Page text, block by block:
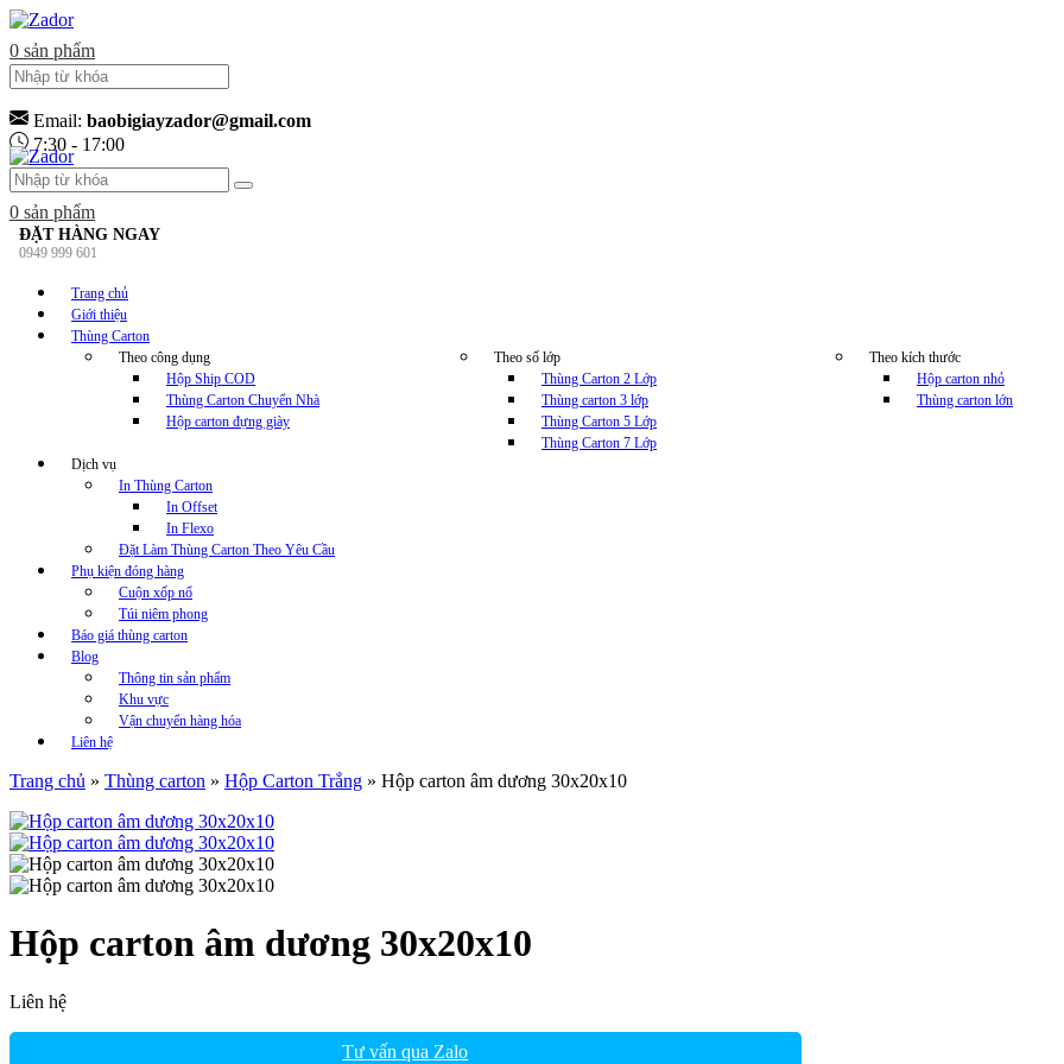
0 sản phẩm
Email: baobigiayzador@gmail.com
7:30 - 17:00
0 sản phẩm
ĐẶT HÀNG NGAY
0949 999 601
Trang chủ
Giới thiệu
Thùng Carton
Theo công dụng
Hộp Ship COD
Thùng Carton Chuyển Nhà
Hộp carton đựng giày
Theo số lớp
Thùng Carton 2 Lớp
Thùng carton 3 lớp
Thùng Carton 5 Lớp
Thùng Carton 7 Lớp
Theo kích thước
Hộp carton nhỏ
Thùng carton lớn
Dịch vụ
In Thùng Carton
In Offset
In Flexo
Đặt Làm Thùng Carton Theo Yêu Cầu
Phụ kiện đóng hàng
Cuộn xốp nổ
Túi niêm phong
Báo giá thùng carton
Blog
Thông tin sản phẩm
Khu vực
Vận chuyển hàng hóa
Liên hệ
Trang chủ » Thùng carton » Hộp Carton Trắng » Hộp carton âm dương 30x20x10
Hộp carton âm dương 30x20x10
Liên hệ
Tư vấn qua Zalo